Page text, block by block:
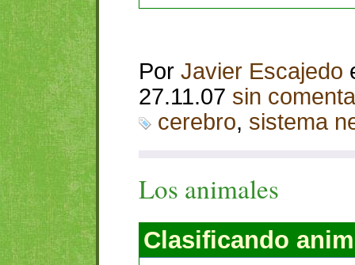
Por Javier Escajedo
27.11.07 sin
cerebro, sistema
Los animales
Clasificando